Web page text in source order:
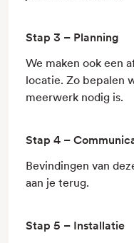
Stap 3 – Planning
We maken ook een
locatie. Zo bepalen
meerwerk nodig is.
Stap 4 –
Bevindingen van
aan je terug.
Stap 5 – Installatie